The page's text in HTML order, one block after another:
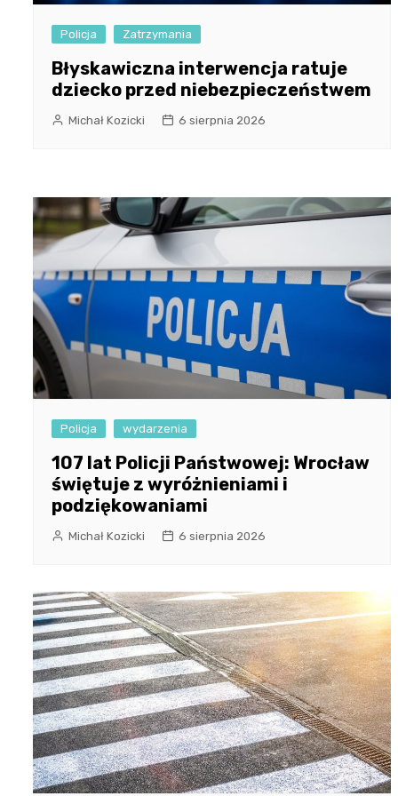
Policja Zatrzymania
Błyskawiczna interwencja ratuje
dziecko przed niebezpieczeństwem
Michał Kozicki 6 sierpnia 2026
Policja wydarzenia
107 lat Policji Państwowej: Wrocław
świętuje z wyróżnieniami i
podziękowaniami
Michał Kozicki 6 sierpnia 2026